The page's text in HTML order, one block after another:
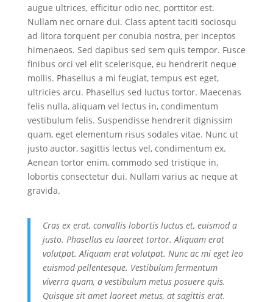
augue ultrices, efficitur odio nec, porttitor est.
Nullam nec ornare dui. Class aptent taciti sociosqu
ad litora torquent per conubia nostra, per inceptos
himenaeos. Sed dapibus sed sem quis tempor. Fusce
finibus orci vel elit scelerisque, eu hendrerit neque
mollis. Phasellus a mi feugiat, tempus est eget,
ultricies arcu. Phasellus sed luctus tortor. Maecenas
felis nulla, aliquam vel lectus in, condimentum
vestibulum felis. Suspendisse hendrerit dignissim
quam, eget elementum risus sodales vitae. Nunc ut
justo auctor, sagittis lectus vel, condimentum ex.
Aenean tortor enim, commodo sed tristique in,
lobortis consectetur dui. Nullam varius ac neque at
gravida.
Cras ex erat, convallis lobortis luctus et, euismod a
justo. Phasellus eu laoreet tortor. Aliquam erat
volutpat. Aliquam erat volutpat. Nunc ac mi eget leo
euismod pellentesque. Vestibulum fermentum
viverra quam, a vestibulum metus posuere quis.
Quisque sit amet laoreet metus, at sagittis erat.